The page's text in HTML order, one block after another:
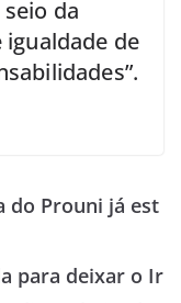
da
igualdade de
do Prouni já est
para deixar o Ir